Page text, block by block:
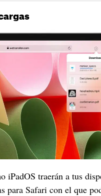
iPadOS traerán a tus
para Safari con el que